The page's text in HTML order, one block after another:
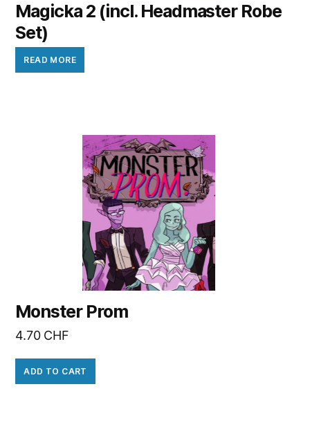
Magicka 2 (incl. Headmaster Robe
Set)
READ MORE
Monster Prom
4.70 CHF
ADD TO CART